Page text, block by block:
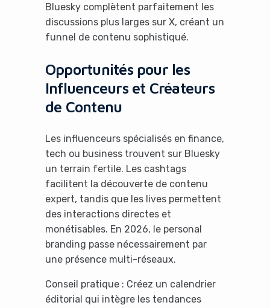
Bluesky complètent parfaitement les
discussions plus larges sur X, créant un
funnel de contenu sophistiqué.
Opportunités pour les
Influenceurs et Créateurs
de Contenu
Les influenceurs spécialisés en finance,
tech ou business trouvent sur Bluesky
un terrain fertile. Les cashtags
facilitent la découverte de contenu
expert, tandis que les lives permettent
des interactions directes et
monétisables. En 2026, le personal
branding passe nécessairement par
une présence multi-réseaux.
Conseil pratique : Créez un calendrier
éditorial qui intègre les tendances